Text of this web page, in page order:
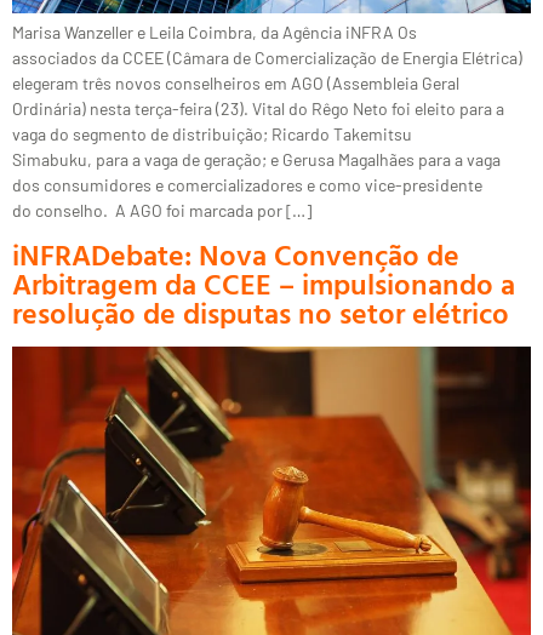
Marisa Wanzeller e Leila Coimbra, da Agência iNFRA Os
associados da CCEE (Câmara de Comercialização de Energia Elétrica)
elegeram três novos conselheiros em AGO (Assembleia Geral
Ordinária) nesta terça-feira (23). Vital do Rêgo Neto foi eleito para a
vaga do segmento de distribuição; Ricardo Takemitsu
Simabuku, para a vaga de geração; e Gerusa Magalhães para a vaga
dos consumidores e comercializadores e como vice-presidente
do conselho. A AGO foi marcada por […]
iNFRADebate: Nova Convenção de
Arbitragem da CCEE – impulsionando a
resolução de disputas no setor elétrico